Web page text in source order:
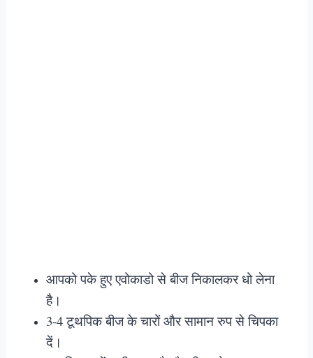
आपको पके हुए एवोकाडो से बीज निकालकर धो लेना
है।
3-4 टूथपिक बीज के चारों और सामान रुप से चिपका
दें।